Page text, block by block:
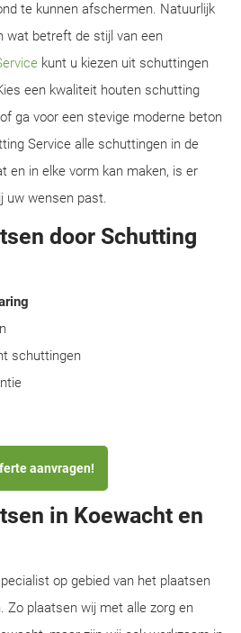
te kunnen afschermen. Natuurlijk
wat betreft de stijl van een
kunt u kiezen uit schuttingen
een kwaliteit houten schutting
ga voor een stevige moderne beton
Service alle schuttingen in de
en in elke vorm kan maken, is er
uw wensen past.
door Schutting
schuttingen
aanvragen!
in Koewacht en
op gebied van het plaatsen
Zo plaatsen wij met alle zorg en